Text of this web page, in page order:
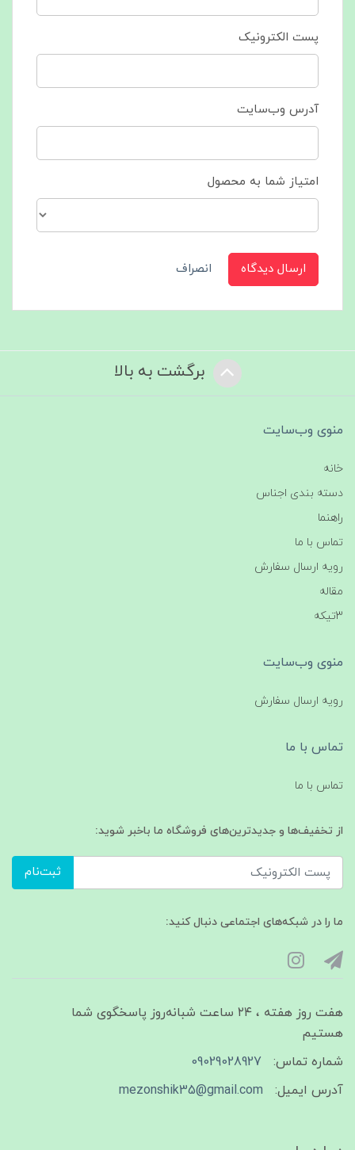
پست الکترونیک
آدرس وب‌سایت
امتیاز شما به محصول
ارسال دیدگاه انصراف
برگشت به بالا
منوی وب‌سایت
خانه
دسته بندی اجناس
راهنما
تماس با ما
رویه ارسال سفارش
مقاله
3تیکه
منوی وب‌سایت
رویه ارسال سفارش
تماس با ما
تماس با ما
از تخفیف‌ها و جدیدترین‌های فروشگاه ما باخبر شوید:
ثبت‌نام
ما را در شبکه‌های اجتماعی دنبال کنید:
هفت روز هفته ، ۲۴ ساعت شبانه‌روز پاسخگوی شما
هستیم
شماره تماس:
09029028927
آدرس ایمیل:
mezonshik35@gmail.com